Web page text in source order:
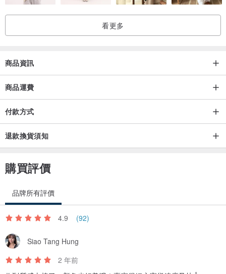
看更多
商品資訊
商品運費
付款方式
退款換貨須知
購買評價
品牌所有評價
4.9 (92)
Siao Tang Hung
2 年前